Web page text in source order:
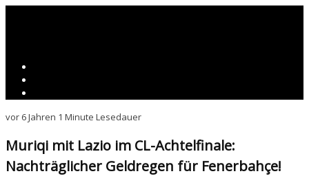
vor 6 Jahren 1 Minute Lesedauer
Muriqi mit Lazio im CL-Achtelfinale:
Nachträglicher Geldregen für Fenerbahçe!